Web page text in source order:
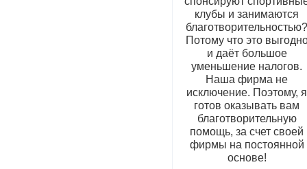
клубы и занимаются
Потому что это
и даёт большое
уменьшение налогов.
Наша фирма не
исключение. Поэтому, я
готов оказывать вам
благотворительную
помощь, за счет своей
фирмы на постоянной
основе!